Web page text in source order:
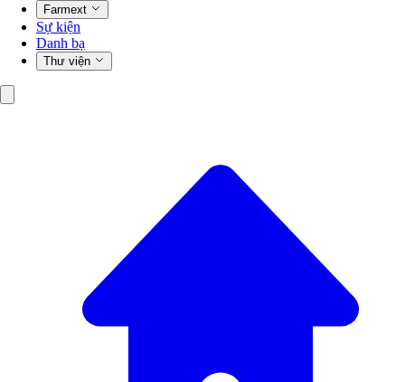
Farmext
Sự kiện
Danh bạ
Thư viện